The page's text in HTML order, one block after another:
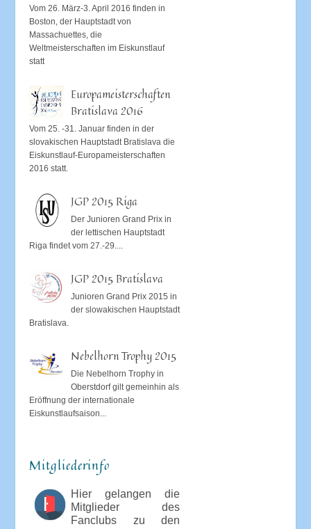
Vom 26. März-3. April 2016 finden in
Boston, der Hauptstadt von
Massachuettes, die
Weltmeisterschaften im Eiskunstlauf
statt
Europameisterschaften
Bratislava 2016
Vom 25. -31. Januar finden in der
slovakischen Hauptstadt Bratislava die
Eiskunstlauf-Europameisterschaften
2016 statt.
JGP 2015 Riga
Der Junioren Grand Prix in
der lettischen Hauptstadt
Riga findet vom 27.-29....
JGP 2015 Bratislava
Junioren Grand Prix 2015 in
der slowakischen Hauptstadt
Bratislava.
Nebelhorn Trophy 2015
Die Nebelhorn Trophy in
Oberstdorf gilt gemeinhin als
Eröffnung der internationale
Eiskunstlaufsaison...
Mitgliederinfo
Hier gelangen die
Mitglieder des
Fanclubs zu den